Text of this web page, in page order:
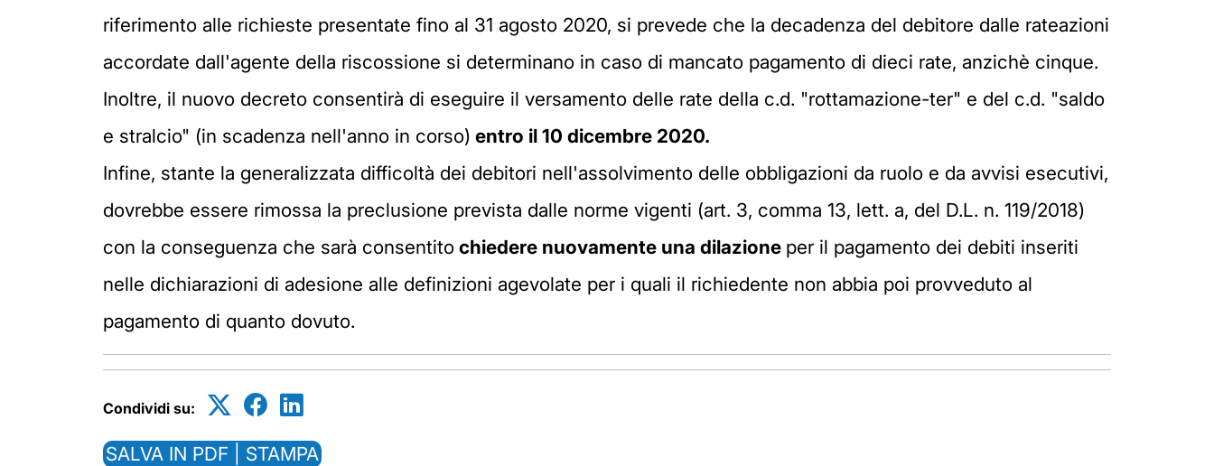
riferimento alle richieste presentate fino al 31 agosto 2020, si prevede che la decadenza del debitore dalle rateazioni
accordate dall'agente della riscossione si determinano in caso di mancato pagamento di dieci rate, anzichè cinque.
Inoltre, il nuovo decreto consentirà di eseguire il versamento delle rate della c.d. "rottamazione-ter" e del c.d. "saldo
e stralcio" (in scadenza nell'anno in corso) entro il 10 dicembre 2020.
Infine, stante la generalizzata difficoltà dei debitori nell'assolvimento delle obbligazioni da ruolo e da avvisi esecutivi,
dovrebbe essere rimossa la preclusione prevista dalle norme vigenti (art. 3, comma 13, lett. a, del D.L. n. 119/2018)
con la conseguenza che sarà consentito chiedere nuovamente una dilazione per il pagamento dei debiti inseriti
nelle dichiarazioni di adesione alle definizioni agevolate per i quali il richiedente non abbia poi provveduto al
pagamento di quanto dovuto.
Condividi su:
SALVA IN PDF | STAMPA